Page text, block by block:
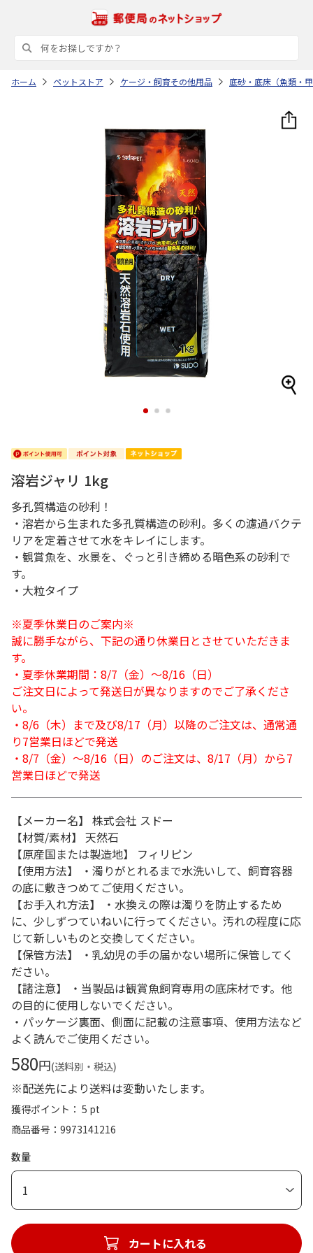
ホーム ペットストア ケージ・飼育その他用品 底砂・底床（魚類・
1 2 3
溶岩ジャリ 1kg
多孔質構造の砂利！
・溶岩から生まれた多孔質構造の砂利。多くの濾過バクテ
リアを定着させて水をキレイにします。
・観賞魚を、水景を、ぐっと引き締める暗色系の砂利で
す。
・大粒タイプ
※夏季休業日のご案内※
誠に勝手ながら、下記の通り休業日とさせていただきま
す。
・夏季休業期間：8/7（金）～8/16（日）
ご注文日によって発送日が異なりますのでご了承くださ
い。
・8/6（木）まで及び8/17（月）以降のご注文は、通常通
り7営業日ほどで発送
・8/7（金）～8/16（日）のご注文は、8/17（月）から7
営業日ほどで発送
【メーカー名】 株式会社 スドー
【材質/素材】 天然石
【原産国または製造地】 フィリピン
【使用方法】 ・濁りがとれるまで水洗いして、飼育容器
の底に敷きつめてご使用ください。
【お手入れ方法】 ・水換えの際は濁りを防止するため
に、少しずつていねいに行ってください。汚れの程度に応
じて新しいものと交換してください。
【保管方法】 ・乳幼児の手の届かない場所に保管してく
ださい。
【諸注意】 ・当製品は観賞魚飼育専用の底床材です。他
の目的に使用しないでください。
・パッケージ裏面、側面に記載の注意事項、使用方法など
よく読んでご使用ください。
580円(送料別・税込)
※配送先により送料は変動いたします。
獲得ポイント： 5 pt
商品番号
9973141216
数量
1
カートに入れる